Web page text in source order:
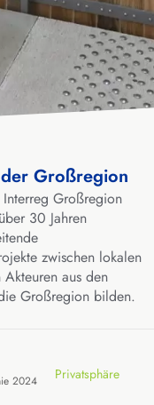
Großregion
Interreg Großregion
30 Jahren
zwischen lokalen
aus den
Großregion bilden.
2024 Privatsphäre